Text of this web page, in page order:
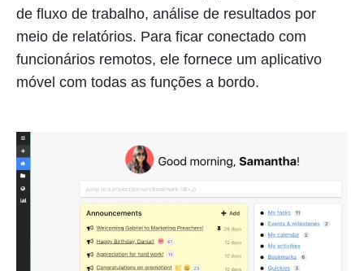
de fluxo de trabalho, análise de resultados por
meio de relatórios. Para ficar conectado com
funcionários remotos, ele fornece um aplicativo
móvel com todas as funções a bordo.